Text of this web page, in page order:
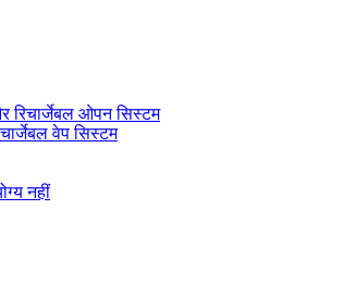
रिचार्जेबल ओपन सिस्टम
वेप सिस्टम
नहीं